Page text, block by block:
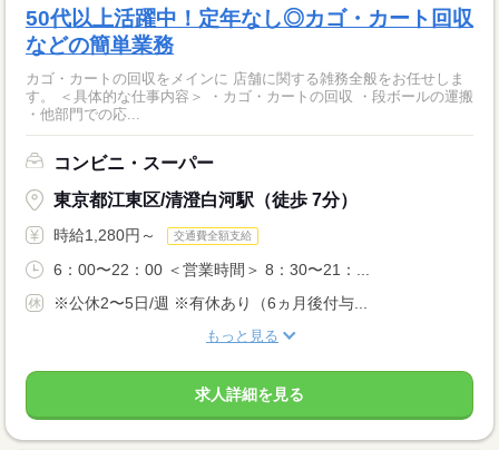
50代以上活躍中！定年なし◎カゴ・カート回収
などの簡単業務
カゴ・カートの回収をメインに 店舗に関する雑務全般をお任せしま
す。 ＜具体的な仕事内容＞ ・カゴ・カートの回収 ・段ボールの運搬
・他部門での応...
コンビニ・スーパー
東京都江東区/清澄白河駅（徒歩 7分）
時給1,280円～ 交通費全額支給
6：00〜22：00 ＜営業時間＞ 8：30〜21：...
※公休2〜5日/週 ※有休あり（6ヵ月後付与...
もっと見る
求人詳細を見る